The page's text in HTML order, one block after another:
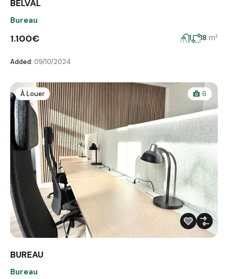
BELVAL
Bureau
1.100€ 1 18 m²
Added: 09/10/2024
À Louer 6
BUREAU
Bureau